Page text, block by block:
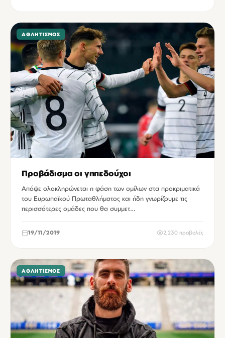
ΑΘΛΗΤΙΣΜΌΣ
Προβάδισμα οι γηπεδούχοι
Απόψε ολοκληρώνεται η φάση των ομίλων στα προκριματικά
του Ευρωπαϊκού Πρωταθλήματος και ήδη γνωρίζουμε τις
περισσότερες ομάδες που θα συμμετ…
19/11/2019 2,230 προβολές
ΑΘΛΗΤΙΣΜΌΣ